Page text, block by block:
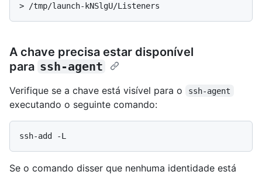
>
/tmp/launch-kNSlgU/Listeners
A chave precisa estar disponível
para ssh-agent
Verifique se a chave está visível para o ssh-agent
executando o seguinte comando:
Se o comando disser que nenhuma identidade está